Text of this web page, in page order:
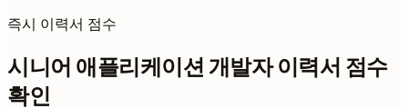
즉시 이력서 점수
시니어 애플리케이션 개발자 이력서 점수
확인